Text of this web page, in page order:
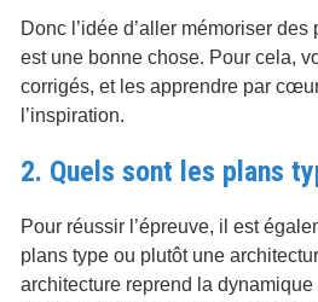
Donc l’idée d’aller mémoriser
est une bonne chose. Pour cela,
corrigés, et les apprendre par
l’inspiration.
2. Quels sont les plans
Pour réussir l’épreuve, il est
plans type ou plutôt une
architecture reprend la dynamique